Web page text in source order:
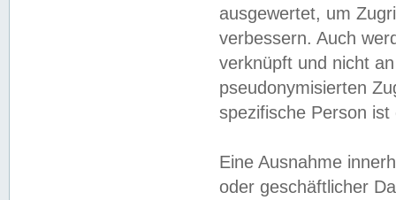
ausgewertet, um
verbessern. Auch
verknüpft und nicht
pseudonymisierten
spezifische Person
Eine Ausnahme
oder geschäftlicher